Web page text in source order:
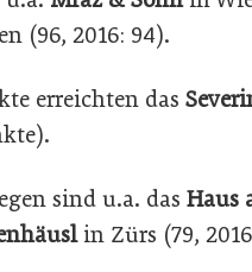
(96, 2016: 94).
erreichten das
sind u.a. das Haus
in Zürs (79,